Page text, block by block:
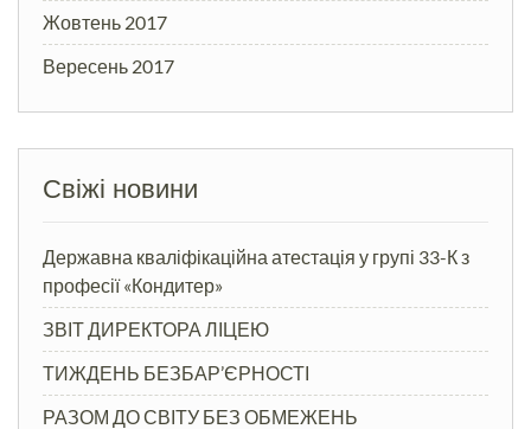
Жовтень 2017
Вересень 2017
Свіжі новини
Державна кваліфікаційна атестація у групі 33-К з
професії «Кондитер»
ЗВІТ ДИРЕКТОРА ЛІЦЕЮ
ТИЖДЕНЬ БЕЗБАР’ЄРНОСТІ
РАЗОМ ДО СВІТУ БЕЗ ОБМЕЖЕНЬ